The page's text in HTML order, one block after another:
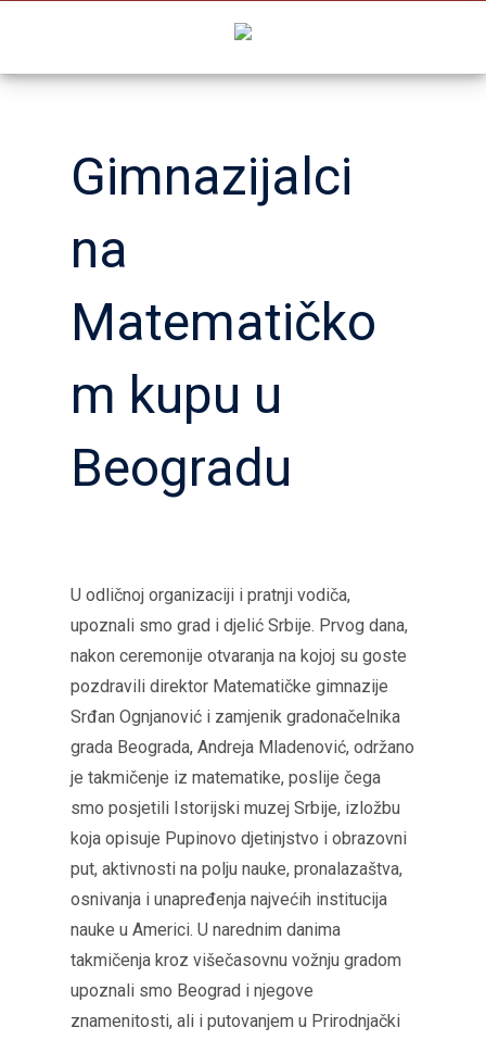
Gimnazijalci
na
Matematičko
m kupu u
Beogradu
U odličnoj organizaciji i pratnji vodiča,
upoznali smo grad i djelić Srbije. Prvog dana,
nakon ceremonije otvaranja na kojoj su goste
pozdravili direktor Matematičke gimnazije
Srđan Ognjanović i zamjenik gradonačelnika
grada Beograda, Andreja Mladenović, održano
je takmičenje iz matematike, poslije čega
smo posjetili Istorijski muzej Srbije, izložbu
koja opisuje Pupinovo djetinjstvo i obrazovni
put, aktivnosti na polju nauke, pronalazaštva,
osnivanja i unapređenja najvećih institucija
nauke u Americi. U narednim danima
takmičenja kroz višečasovnu vožnju gradom
upoznali smo Beograd i njegove
znamenitosti, ali i putovanjem u Prirodnjački